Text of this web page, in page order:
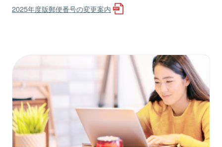
2025年度版郵便番号の変更案内